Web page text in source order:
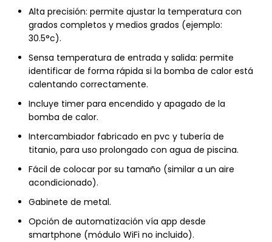
Alta precisión: permite ajustar la temperatura con
grados completos y medios grados (ejemplo:
30.5°c).
Sensa temperatura de entrada y salida: permite
identificar de forma rápida si la bomba de calor está
calentando correctamente.
Incluye timer para encendido y apagado de la
bomba de calor.
Intercambiador fabricado en pvc y tubería de
titanio, para uso prolongado con agua de piscina.
Fácil de colocar por su tamaño (similar a un aire
acondicionado).
Gabinete de metal.
Opción de automatización vía app desde
smartphone (módulo WiFi no incluido).